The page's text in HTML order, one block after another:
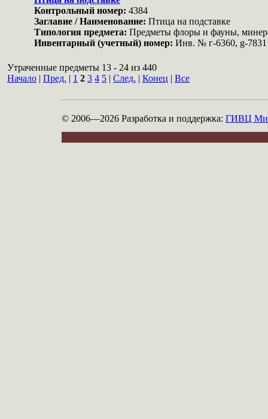
Контрольный номер: 4384
Заглавие / Наименование: Птица на подставке
Типология предмета: Предметы флоры и фауны,
Инвентарный (учетный) номер: Инв. № г-6360, g-7831
Утраченные предметы 13 - 24 из 440
Начало | Пред. | 1 2 3 4 5 | След. | Конец | Все
© 2006—2026 Разработка и поддержка: ГИВЦ